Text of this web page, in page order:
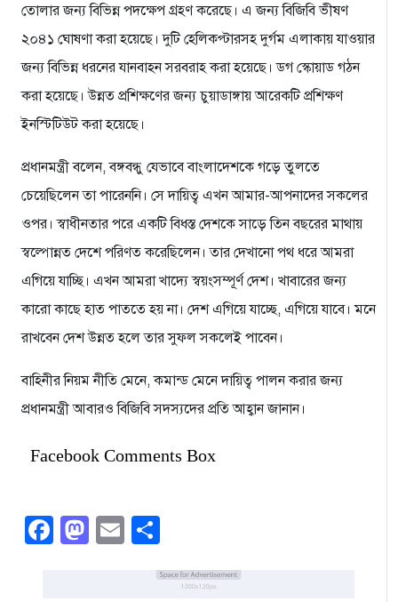
তোলার জন্য বিভিন্ন পদক্ষেপ গ্রহণ করেছে। এ জন্য বিজিবি ভীষণ
২০৪১ ঘোষণা করা হয়েছে। দুটি হেলিকপ্টারসহ দুর্গম এলাকায় যাওয়ার
জন্য বিভিন্ন ধরনের যানবাহন সরবরাহ করা হয়েছে। ডগ স্কোয়াড গঠন
করা হয়েছে। উন্নত প্রশিক্ষণের জন্য চুয়াডাঙ্গায় আরেকটি প্রশিক্ষণ
ইনস্টিটিউট করা হয়েছে।
প্রধানমন্ত্রী বলেন, বঙ্গবন্ধু যেভাবে বাংলাদেশকে গড়ে তুলতে
চেয়েছিলেন তা পারেননি। সে দায়িত্ব এখন আমার-আপনাদের সকলের
ওপর। স্বাধীনতার পরে একটি বিধস্ত দেশকে সাড়ে তিন বছরের মাথায়
স্বল্পোন্নত দেশে পরিণত করেছিলেন। তার দেখানো পথ ধরে আমরা
এগিয়ে যাচ্ছি। এখন আমরা খাদ্যে স্বয়ংসম্পূর্ণ দেশ। খাবারের জন্য
কারো কাছে হাত পাততে হয় না। দেশ এগিয়ে যাচ্ছে, এগিয়ে যাবে। মনে
রাখবেন দেশ উন্নত হলে তার সুফল সকলেই পাবেন।
বাহিনীর নিয়ম নীতি মেনে, কমান্ড মেনে দায়িত্ব পালন করার জন্য
প্রধানমন্ত্রী আবারও বিজিবি সদস্যদের প্রতি আহ্বান জানান।
Facebook Comments Box
Facebook
Mastodon
Email